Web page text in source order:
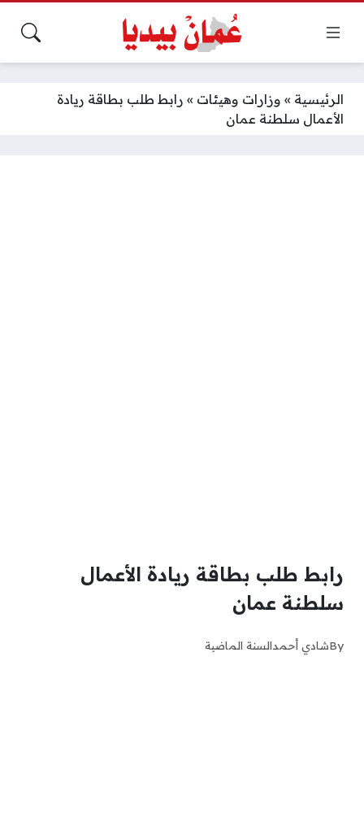
الرئيسية » وزارات وهيئات » رابط طلب بطاقة ريادة
الأعمال سلطنة عمان
رابط طلب بطاقة ريادة الأعمال
سلطنة عمان
Byشادي أحمدالسنة الماضية